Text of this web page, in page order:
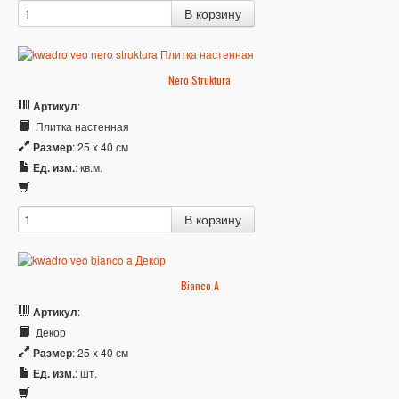
Nero Struktura
Артикул:
Плитка настенная
Размер: 25 x 40 см
Ед. изм.: кв.м.
Bianco A
Артикул:
Декор
Размер: 25 x 40 см
Ед. изм.: шт.